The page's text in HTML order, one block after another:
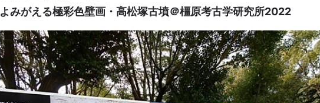
よみがえる極彩色壁画・高松塚古墳＠橿原考古学研究所2022